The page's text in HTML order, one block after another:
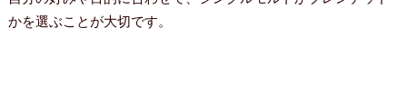
かを選ぶことが大切です。